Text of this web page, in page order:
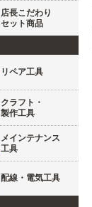
店長こだわり
セット商品
リペア工具
クラフト・
製作工具
メインテナンス
工具
配線・電気工具